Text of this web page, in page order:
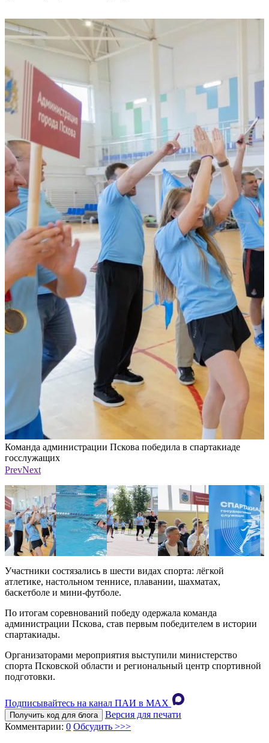
Команда администрации Пскова победила в спартакиаде
госслужащих
Фото: из канала администрации Пскова в мессенджере MAX
PrevNext
Участники состязались в шести видах спорта: лёгкой
атлетике, настольном теннисе, плавании, шахматах,
баскетболе и мини-футболе.
По итогам соревнований победу одержала команда
администрации Пскова, став первым победителем в истории
спартакиады.
Организаторами мероприятия выступили министерство
спорта Псковской области и региональный центр спортивной
подготовки.
Подписывайтесь на канал ПАИ в MAХ
Получить код для блога
Версия для печати
Комментарии: 0 Обсудить >>>